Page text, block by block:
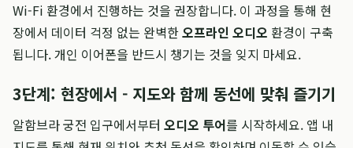
Wi-Fi 환경에서 진행하는 것을 권장합니다. 이 과정을 통해 현
장에서 데이터 걱정 없는 완벽한오프라인 오디오 환경이 구축
됩니다. 개인 이어폰을 반드시 챙기는 것을 잊지 마세요.
3단계: 현장에서 - 지도와 함께 동선에 맞춰 즐기기
알함브라 궁전 입구에서부터 오디오 투어를 시작하세요. 앱 내